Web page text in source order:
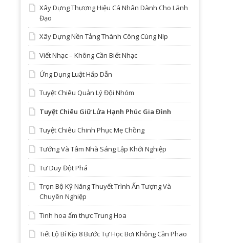
Xây Dựng Thương Hiệu Cá Nhân Dành Cho Lãnh
Đạo
Xây Dựng Nền Tảng Thành Công Cùng Nlp
Viết Nhạc – Không Cần Biết Nhạc
Ứng Dụng Luật Hấp Dẫn
Tuyệt Chiêu Quản Lý Đội Nhóm
Tuyệt Chiêu Giữ Lửa Hạnh Phúc Gia Đình
Tuyệt Chiêu Chinh Phục Mẹ Chồng
Tướng Và Tâm Nhà Sáng Lập Khởi Nghiệp
Tư Duy Đột Phá
Trọn Bộ Kỹ Năng Thuyết Trình Ấn Tượng Và
Chuyên Nghiệp
Tinh hoa ẩm thực Trung Hoa
Tiết Lộ Bí Kíp 8 Bước Tự Học Bơi Không Cần Phao